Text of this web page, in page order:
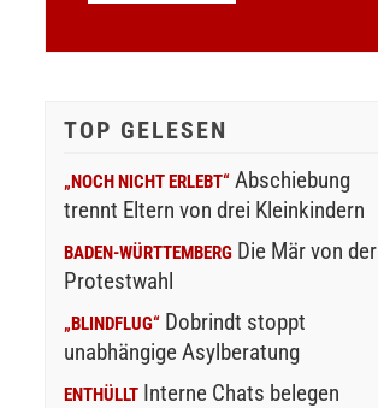
TOP GELESEN
„NOCH NICHT ERLEBT“ Abschiebung
trennt Eltern von drei Kleinkindern
BADEN-WÜRTTEMBERG Die Mär von der
Protestwahl
„BLINDFLUG“ Dobrindt stoppt
unabhängige Asylberatung
ENTHÜLLT Interne Chats belegen